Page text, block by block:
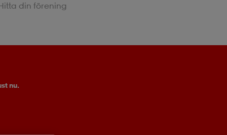
din förening
nu.